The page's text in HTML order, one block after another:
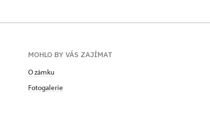
MOHLO BY VÁS ZAJÍMAT
O zámku
Fotogalerie